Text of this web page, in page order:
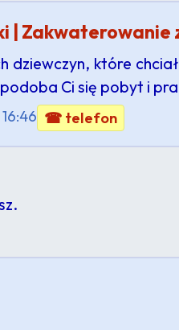
| Zakwaterowanie
dziewczyn, które
Ci się pobyt i
☎ telefon